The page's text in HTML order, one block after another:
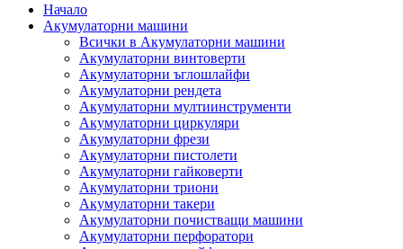
Начало
Акумулаторни машини
Всички в Акумулаторни машини
Акумулаторни винтоверти
Акумулаторни ъглошлайфи
Акумулаторни рендета
Акумулаторни мултиинструменти
Акумулаторни циркуляри
Акумулаторни фрези
Акумулаторни пистолети
Акумулаторни гайковерти
Акумулаторни триони
Акумулаторни такери
Акумулаторни почистващи машини
Акумулаторни перфоратори